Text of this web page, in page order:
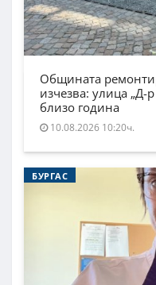
Общината
изчезва: улица „Д-
близо година
10.08.2026 10:20ч.
БУРГАС